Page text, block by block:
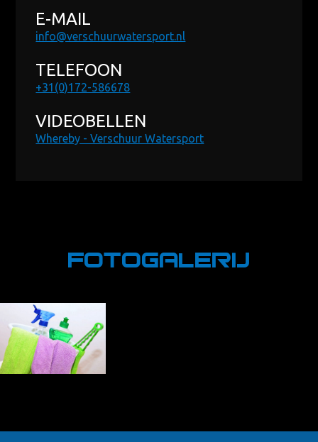
E-MAIL
info@verschuurwatersport.nl
TELEFOON
+31(0)172-586678
VIDEOBELLEN
Whereby - Verschuur Watersport
Fotogalerij